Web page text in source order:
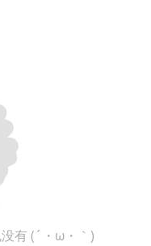
有 (´・ω・｀)